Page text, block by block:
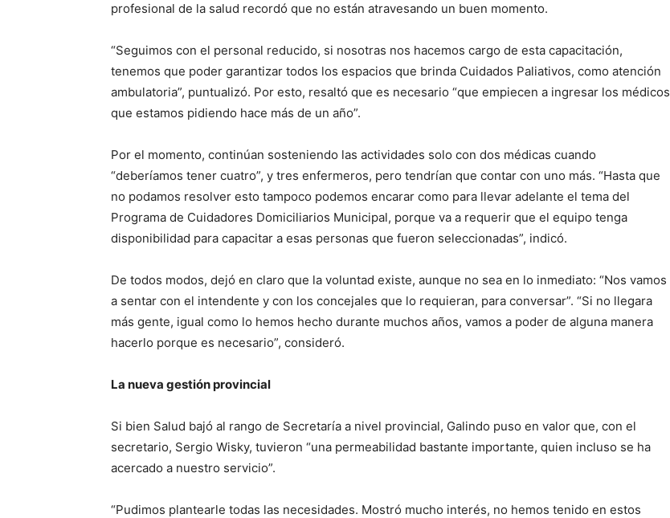
profesional de la salud recordó que no están atravesando un buen momento.
“Seguimos con el personal reducido, si nosotras nos hacemos cargo de esta capacitación,
tenemos que poder garantizar todos los espacios que brinda Cuidados Paliativos, como atención
ambulatoria”, puntualizó. Por esto, resaltó que es necesario “que empiecen a ingresar los médicos
que estamos pidiendo hace más de un año”.
Por el momento, continúan sosteniendo las actividades solo con dos médicas cuando
“deberíamos tener cuatro”, y tres enfermeros, pero tendrían que contar con uno más. “Hasta que
no podamos resolver esto tampoco podemos encarar como para llevar adelante el tema del
Programa de Cuidadores Domiciliarios Municipal, porque va a requerir que el equipo tenga
disponibilidad para capacitar a esas personas que fueron seleccionadas”, indicó.
De todos modos, dejó en claro que la voluntad existe, aunque no sea en lo inmediato: “Nos vamos
a sentar con el intendente y con los concejales que lo requieran, para conversar”. “Si no llegara
más gente, igual como lo hemos hecho durante muchos años, vamos a poder de alguna manera
hacerlo porque es necesario”, consideró.
La nueva gestión provincial
Si bien Salud bajó al rango de Secretaría a nivel provincial, Galindo puso en valor que, con el
secretario, Sergio Wisky, tuvieron “una permeabilidad bastante importante, quien incluso se ha
acercado a nuestro servicio”.
“Pudimos plantearle todas las necesidades. Mostró mucho interés, no hemos tenido en estos